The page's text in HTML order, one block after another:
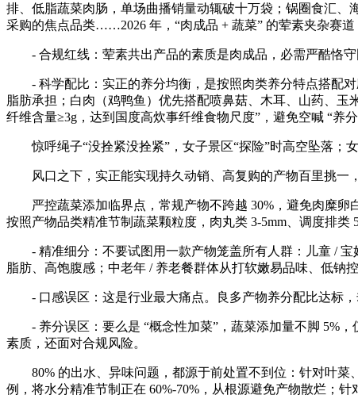
排、低脂蔬菜肉肠，单场曲播销量动辄破十万袋；锅圈食汇
采购的焦点品类……2026 年，“肉成品 + 蔬菜” 的荤素夹杂赛
- 合规红线：荤素共出产品的素质是肉成品，必需严酷恪守
- 科学配比：实正的养分均衡，是按照肉类养分特点搭配对
脂肪承担；白肉（鸡鸭鱼）优先搭配喷鼻菇、木耳、山药、
纤维含量≥3g，达到国度高炊事纤维食物尺度”，避免空喊 “养分
惊呼绳子“没拴紧没拴紧”，女子景区“探险”时高空坠落；
风口之下，实正能实现持久动销、高复购的产物百里挑一
严控蔬菜添加临界点，常规产物不跨越 30%，避免肉糜卵
按照产物品类精准节制蔬菜颗粒度，肉丸类 3-5mm、调度排类
- 精准细分：不要试图用一款产物笼盖所有人群：儿童 / 宝
脂肪、高饱腹感；中老年 / 养老餐群体从打软嫩易品味、低钠
- 口感误区：这是行业最大痛点。良多产物养分配比达标，
- 养分误区：要么是 “概念性加菜”，蔬菜添加量不脚 5%，
素质，还面对合规风险。
80% 的出水、异味问题，都源于前处置不到位：针对叶菜
例，将水分精准节制正在 60%-70%，从根源避免产物散烂；